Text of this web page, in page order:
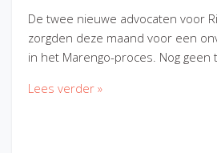
De twee nieuwe advocaten voor
zorgden deze maand voor een
in het Marengo-proces. Nog geen
Lees verder »